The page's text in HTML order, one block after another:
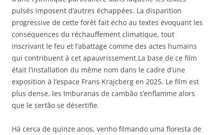
pulsés imposent d’autres échappées. La disparition
progressive de cette forêt fait écho au textes évoquant les
conséquences du réchauffement climatique, tout
inscrivant le feu et l’abattage comme des actes humains
qui contribuent à cet apauvrissement.La base de ce film
était l’installation du même nom dans le cadre d’une
exposition à l’espace Frans Krajcberg en 2025. Le film est
plus dense. les Imburanas de cambão s’enflamme alors
que le sertão se désertifie.
Há cerca de quinze anos, venho filmando uma floresta de